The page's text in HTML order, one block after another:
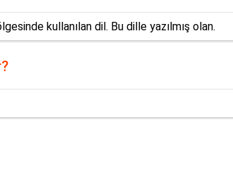
kullanılan dil. Bu dille yazılmış olan.